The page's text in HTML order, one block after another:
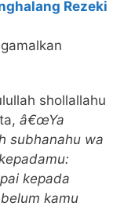
Rezeki
shollallahu
â€œYa
subhanahu wa
kepada
kamu